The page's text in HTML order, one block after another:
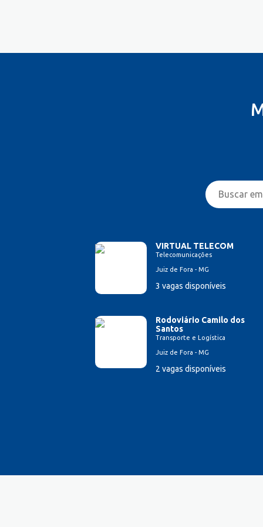
Entregador/Motoboy
Ferramenteiro
Fiscal de Caixa
Garagista
VIRTUAL TELECOM
Telecomunicações
Juiz de Fora - MG
3 vagas disponíveis
Rodoviário Camilo dos
Santos
Transporte e Logística
Juiz de Fora - MG
2 vagas disponíveis